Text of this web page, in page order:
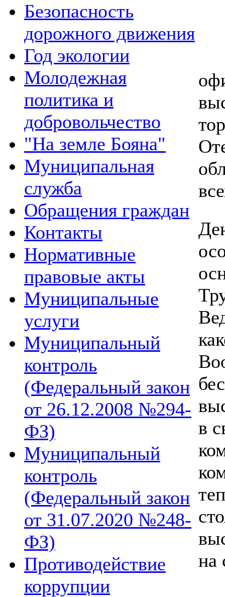
Безопасность
дорожного движения
Год экологии
Молодежная
политика и
добровольчество
"На земле Бояна"
Муниципальная
служба
Обращения граждан
Контакты
Нормативные
правовые акты
Муниципальные
услуги
Муниципальный
контроль
(Федеральный закон
от 26.12.2008 №294-
ФЗ)
Муниципальный
контроль
(Федеральный закон
от 31.07.2020 №248-
ФЗ)
Противодействие
коррупции
в
на